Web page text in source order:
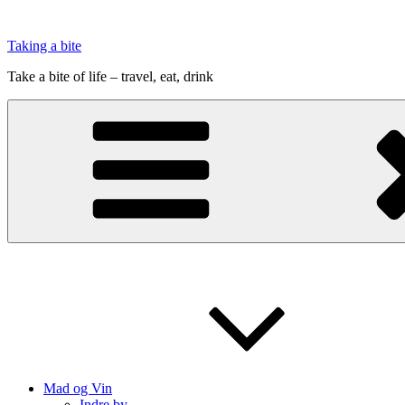
indhold
Taking a bite
Take a bite of life – travel, eat, drink
Mad og Vin